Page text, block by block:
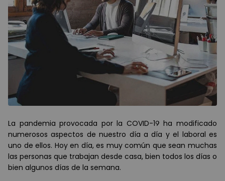
La pandemia provocada por la COVID-19 ha modificado
numerosos aspectos de nuestro día a día y el laboral es
uno de ellos. Hoy en día, es muy común que sean muchas
las personas que trabajan desde casa, bien todos los días o
bien algunos días de la semana.